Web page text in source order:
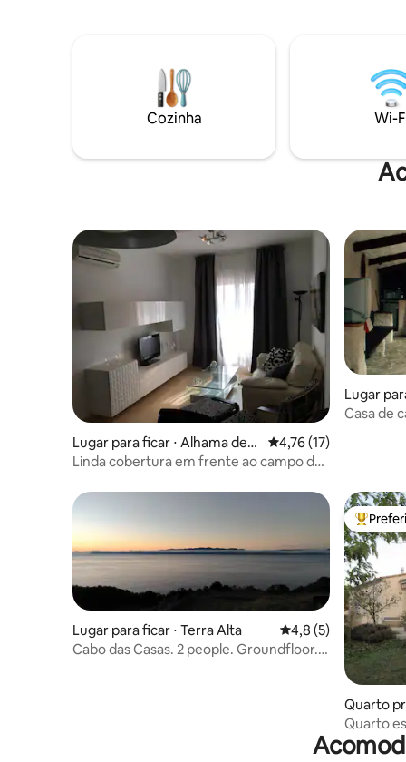
com uma máquina de lavar louça. Inclui
uma televisão. Outras comodidades do
Holiday home Tina incluem uma piscina
exterior. O Parque Nacional Paklenica
de
verão
estão à
Cozinha Wi-
Lugar para ficar ⋅ Alhama de
Murcia
4,76 de uma avaliação
4,76 (17)
Linda cobertura em frente ao campo de
Lugar
Casa de
Lugar para ficar ⋅ Terra Alta 4,8 de uma
4,8 (5)
Cabo das Casas. 2 people. Groundfloor.
Entre
Quarto
leurignac
Quarto
seu